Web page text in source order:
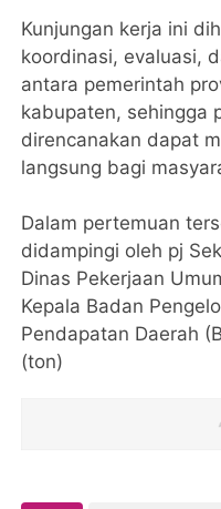
Kunjungan kerja ini
koordinasi, evaluasi,
antara pemerintah
kabupaten, sehingga
direncanakan dapat
langsung bagi
Dalam pertemuan
didampingi oleh pj
Dinas Pekerjaan
Kepala Badan
Pendapatan Daerah
(ton)